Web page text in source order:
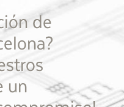
de
un